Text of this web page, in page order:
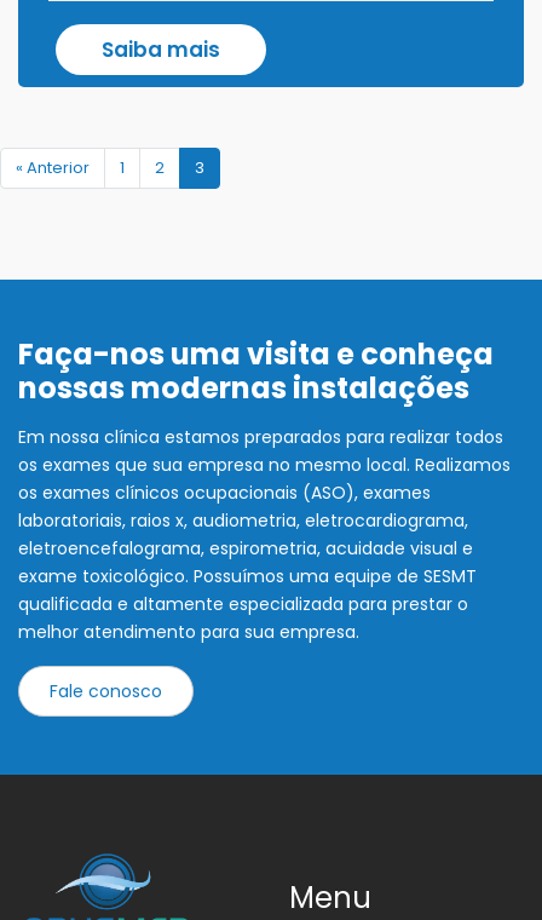
Saiba mais
« Anterior 1 2 3
Faça-nos uma visita e conheça
nossas modernas instalações
Em nossa clínica estamos preparados para realizar todos
os exames que sua empresa no mesmo local. Realizamos
os exames clínicos ocupacionais (ASO), exames
laboratoriais, raios x, audiometria, eletrocardiograma,
eletroencefalograma, espirometria, acuidade visual e
exame toxicológico. Possuímos uma equipe de SESMT
qualificada e altamente especializada para prestar o
melhor atendimento para sua empresa.
Fale conosco
Menu